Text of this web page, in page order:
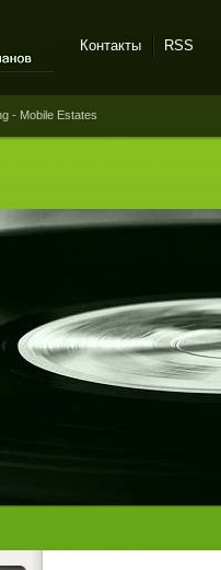
Контакты RSS
- Mobile Estates